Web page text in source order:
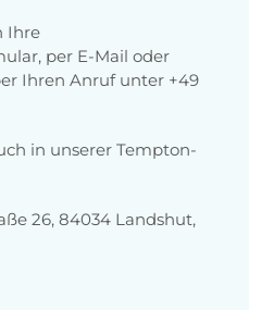
Ihre
per E-Mail oder
Ihren Anruf unter +49
in unserer Tempton-
26, 84034 Landshut,